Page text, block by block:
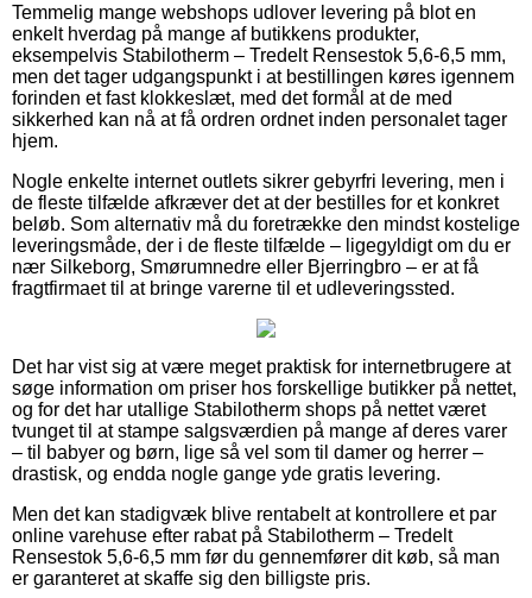
Temmelig mange webshops udlover levering på blot en
enkelt hverdag på mange af butikkens produkter,
eksempelvis Stabilotherm – Tredelt Rensestok 5,6-6,5 mm,
men det tager udgangspunkt i at bestillingen køres igennem
forinden et fast klokkeslæt, med det formål at de med
sikkerhed kan nå at få ordren ordnet inden personalet tager
hjem.
Nogle enkelte internet outlets sikrer gebyrfri levering, men i
de fleste tilfælde afkræver det at der bestilles for et konkret
beløb. Som alternativ må du foretrække den mindst kostelige
leveringsmåde, der i de fleste tilfælde – ligegyldigt om du er
nær Silkeborg, Smørumnedre eller Bjerringbro – er at få
fragtfirmaet til at bringe varerne til et udleveringssted.
Det har vist sig at være meget praktisk for internetbrugere at
søge information om priser hos forskellige butikker på nettet,
og for det har utallige Stabilotherm shops på nettet været
tvunget til at stampe salgsværdien på mange af deres varer
– til babyer og børn, lige så vel som til damer og herrer –
drastisk, og endda nogle gange yde gratis levering.
Men det kan stadigvæk blive rentabelt at kontrollere et par
online varehuse efter rabat på Stabilotherm – Tredelt
Rensestok 5,6-6,5 mm før du gennemfører dit køb, så man
er garanteret at skaffe sig den billigste pris.